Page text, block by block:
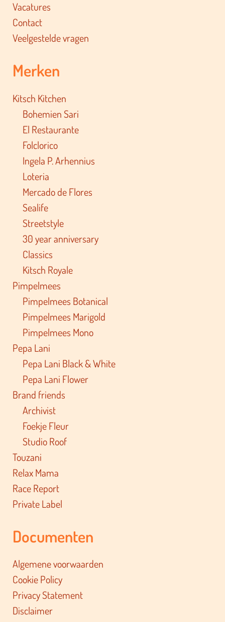
Vacatures
Contact
Veelgestelde vragen
Merken
Kitsch Kitchen
Bohemien Sari
El Restaurante
Folclorico
Ingela P. Arhennius
Loteria
Mercado de Flores
Sealife
Streetstyle
30 year anniversary
Classics
Kitsch Royale
Pimpelmees
Pimpelmees Botanical
Pimpelmees Marigold
Pimpelmees Mono
Pepa Lani
Pepa Lani Black & White
Pepa Lani Flower
Brand friends
Archivist
Foekje Fleur
Studio Roof
Touzani
Relax Mama
Race Report
Private Label
Documenten
Algemene voorwaarden
Cookie Policy
Privacy Statement
Disclaimer